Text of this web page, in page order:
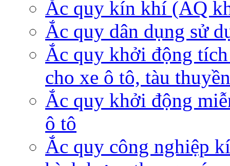
Ắc quy kín khí (AQ
Ắc quy dân dụng sử
Ắc quy khởi động
cho xe ô tô, tàu thuyền
Ắc quy khởi động
ô tô
Ắc quy công nghiệp